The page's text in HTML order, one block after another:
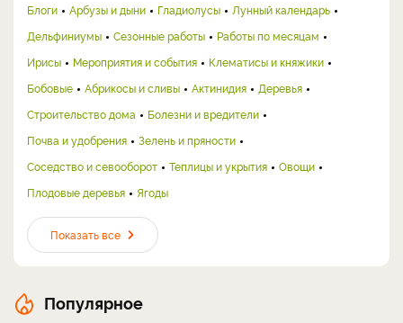
Блоги Арбузы и дыни Гладиолусы
Лунный календарь
Дельфиниумы
Сезонные работы
Работы по месяцам
Ирисы
Мероприятия и события
Клематисы и княжики
Бобовые
Абрикосы и сливы Актинидия
Деревья
Строительство дома
Болезни и вредители
Почва и удобрения
Зелень и пряности
Соседство и севооборот
Теплицы и укрытия
Овощи
Плодовые деревья
Ягоды
Показать все
Популярное